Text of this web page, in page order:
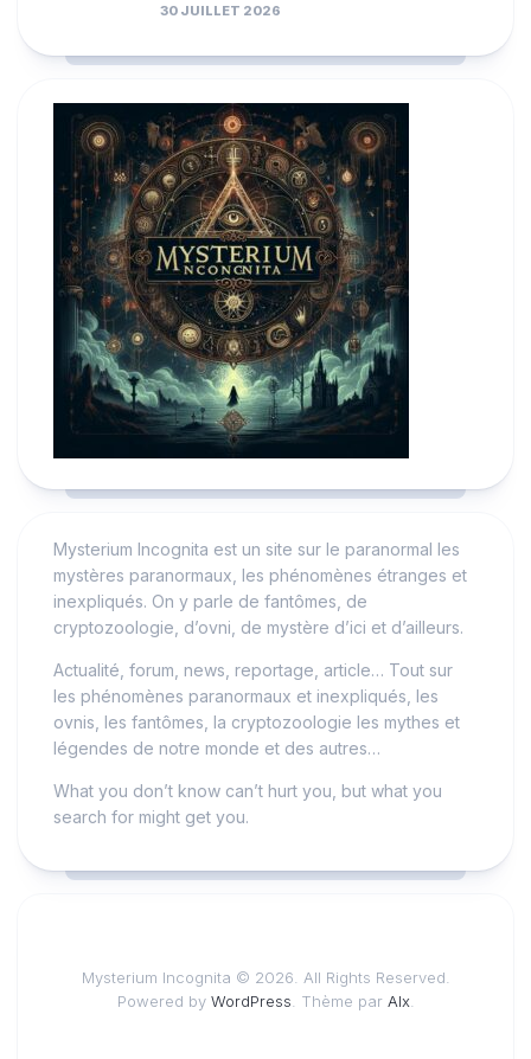
30 JUILLET 2026
Mysterium Incognita est un site sur le paranormal les
mystères paranormaux, les phénomènes étranges et
inexpliqués. On y parle de fantômes, de
cryptozoologie, d’ovni, de mystère d’ici et d’ailleurs.
Actualité, forum, news, reportage, article… Tout sur
les phénomènes paranormaux et inexpliqués, les
ovnis, les fantômes, la cryptozoologie les mythes et
légendes de notre monde et des autres…
What you don’t know can’t hurt you, but what you
search for might get you.
Mysterium Incognita © 2026. All Rights Reserved.
Powered by WordPress. Thème par Alx.